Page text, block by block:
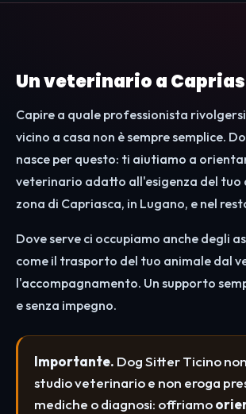
Un veterinario a
Capire a quale professionista
vicino a casa non è sempre semplice.
nasce per questo: ti aiutiamo a
veterinario adatto all'esigenza del tuo
zona di Capriasca, in Lugano, e nel
Dove serve ci occupiamo anche degli
come il trasporto del tuo animale dal
l'accompagnamento. Un supporto
e senza impegno.
Importante. Dog Sitter Ticino
studio veterinario e non eroga
mediche o diagnosi: offriamo